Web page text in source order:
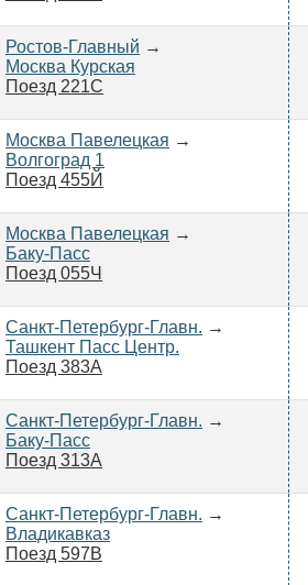
Ростов-Главный →
Москва Курская
Поезд 221С
Москва Павелецкая →
Волгоград 1
Поезд 455Й
Москва Павелецкая →
Баку-Пасс
Поезд 055Ч
Санкт-Петербург-Главн. →
Ташкент Пасс Центр.
Поезд 383А
Санкт-Петербург-Главн. →
Баку-Пасс
Поезд 313А
Санкт-Петербург-Главн. →
Владикавказ
Поезд 597В